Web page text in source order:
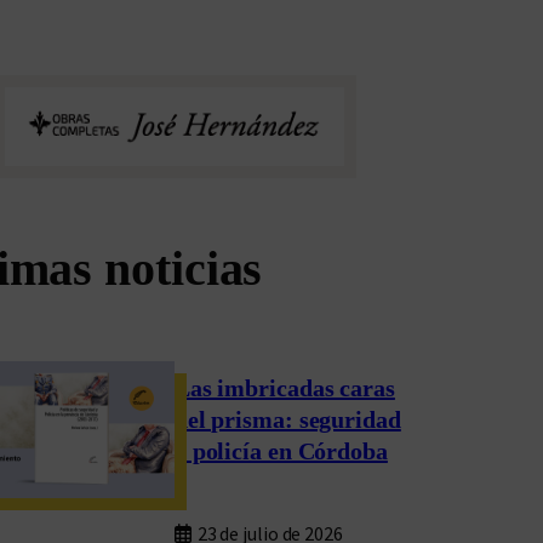
noticias
Las imbricadas caras
del prisma: seguridad
y policía en Córdoba
23 de julio de 2026